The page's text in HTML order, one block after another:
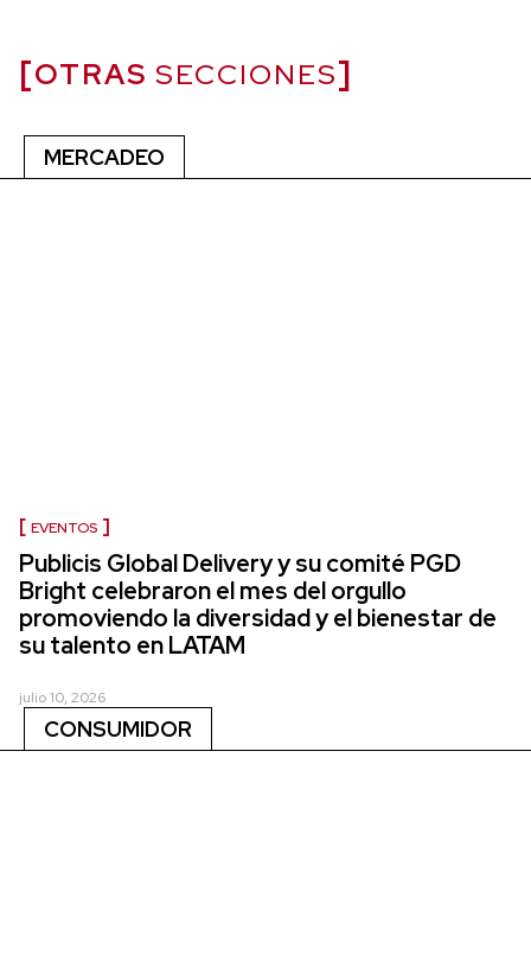
OTRAS SECCIONES
MERCADEO
EVENTOS
Publicis Global Delivery y su comité PGD
Bright celebraron el mes del orgullo
promoviendo la diversidad y el bienestar de
su talento en LATAM
julio 10, 2026
CONSUMIDOR